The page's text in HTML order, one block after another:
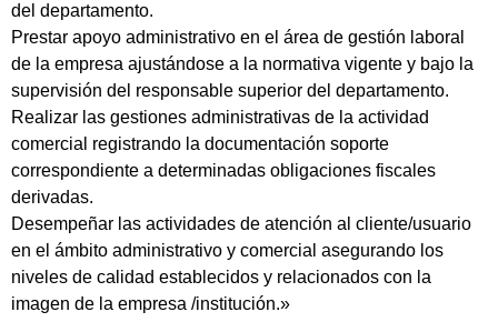
del departamento.
Prestar apoyo administrativo en el área de gestión laboral
de la empresa ajustándose a la normativa vigente y bajo la
supervisión del responsable superior del departamento.
Realizar las gestiones administrativas de la actividad
comercial registrando la documentación soporte
correspondiente a determinadas obligaciones fiscales
derivadas.
Desempeñar las actividades de atención al cliente/usuario
en el ámbito administrativo y comercial asegurando los
niveles de calidad establecidos y relacionados con la
imagen de la empresa /institución.»